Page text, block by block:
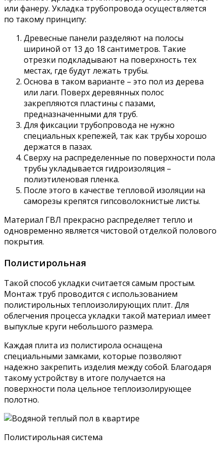
или фанеру. Укладка трубопровода осуществляется
по такому принципу:
Древесные панели разделяют на полосы
шириной от 13 до 18 сантиметров. Такие
отрезки подкладывают на поверхность тех
местах, где будут лежать трубы.
Основа в таком варианте – это пол из дерева
или лаги. Поверх деревянных полос
закрепляются пластины с пазами,
предназначенными для труб.
Для фиксации трубопровода не нужно
специальных крепежей, так как трубы хорошо
держатся в пазах.
Сверху на распределенные по поверхности пола
трубы укладывается гидроизоляция –
полиэтиленовая пленка.
После этого в качестве тепловой изоляции на
саморезы крепятся гипсоволокнистые листы.
Материал ГВЛ прекрасно распределяет тепло и
одновременно является чистовой отделкой полового
покрытия.
Полистирольная
Такой способ укладки считается самым простым.
Монтаж труб проводится с использованием
полистирольных теплоизолирующих плит. Для
облегчения процесса укладки такой материал имеет
выпуклые круги небольшого размера.
Каждая плита из полистирола оснащена
специальными замками, которые позволяют
надежно закрепить изделия между собой. Благодаря
такому устройству в итоге получается на
поверхности пола цельное теплоизолирующее
полотно.
Полистирольная система